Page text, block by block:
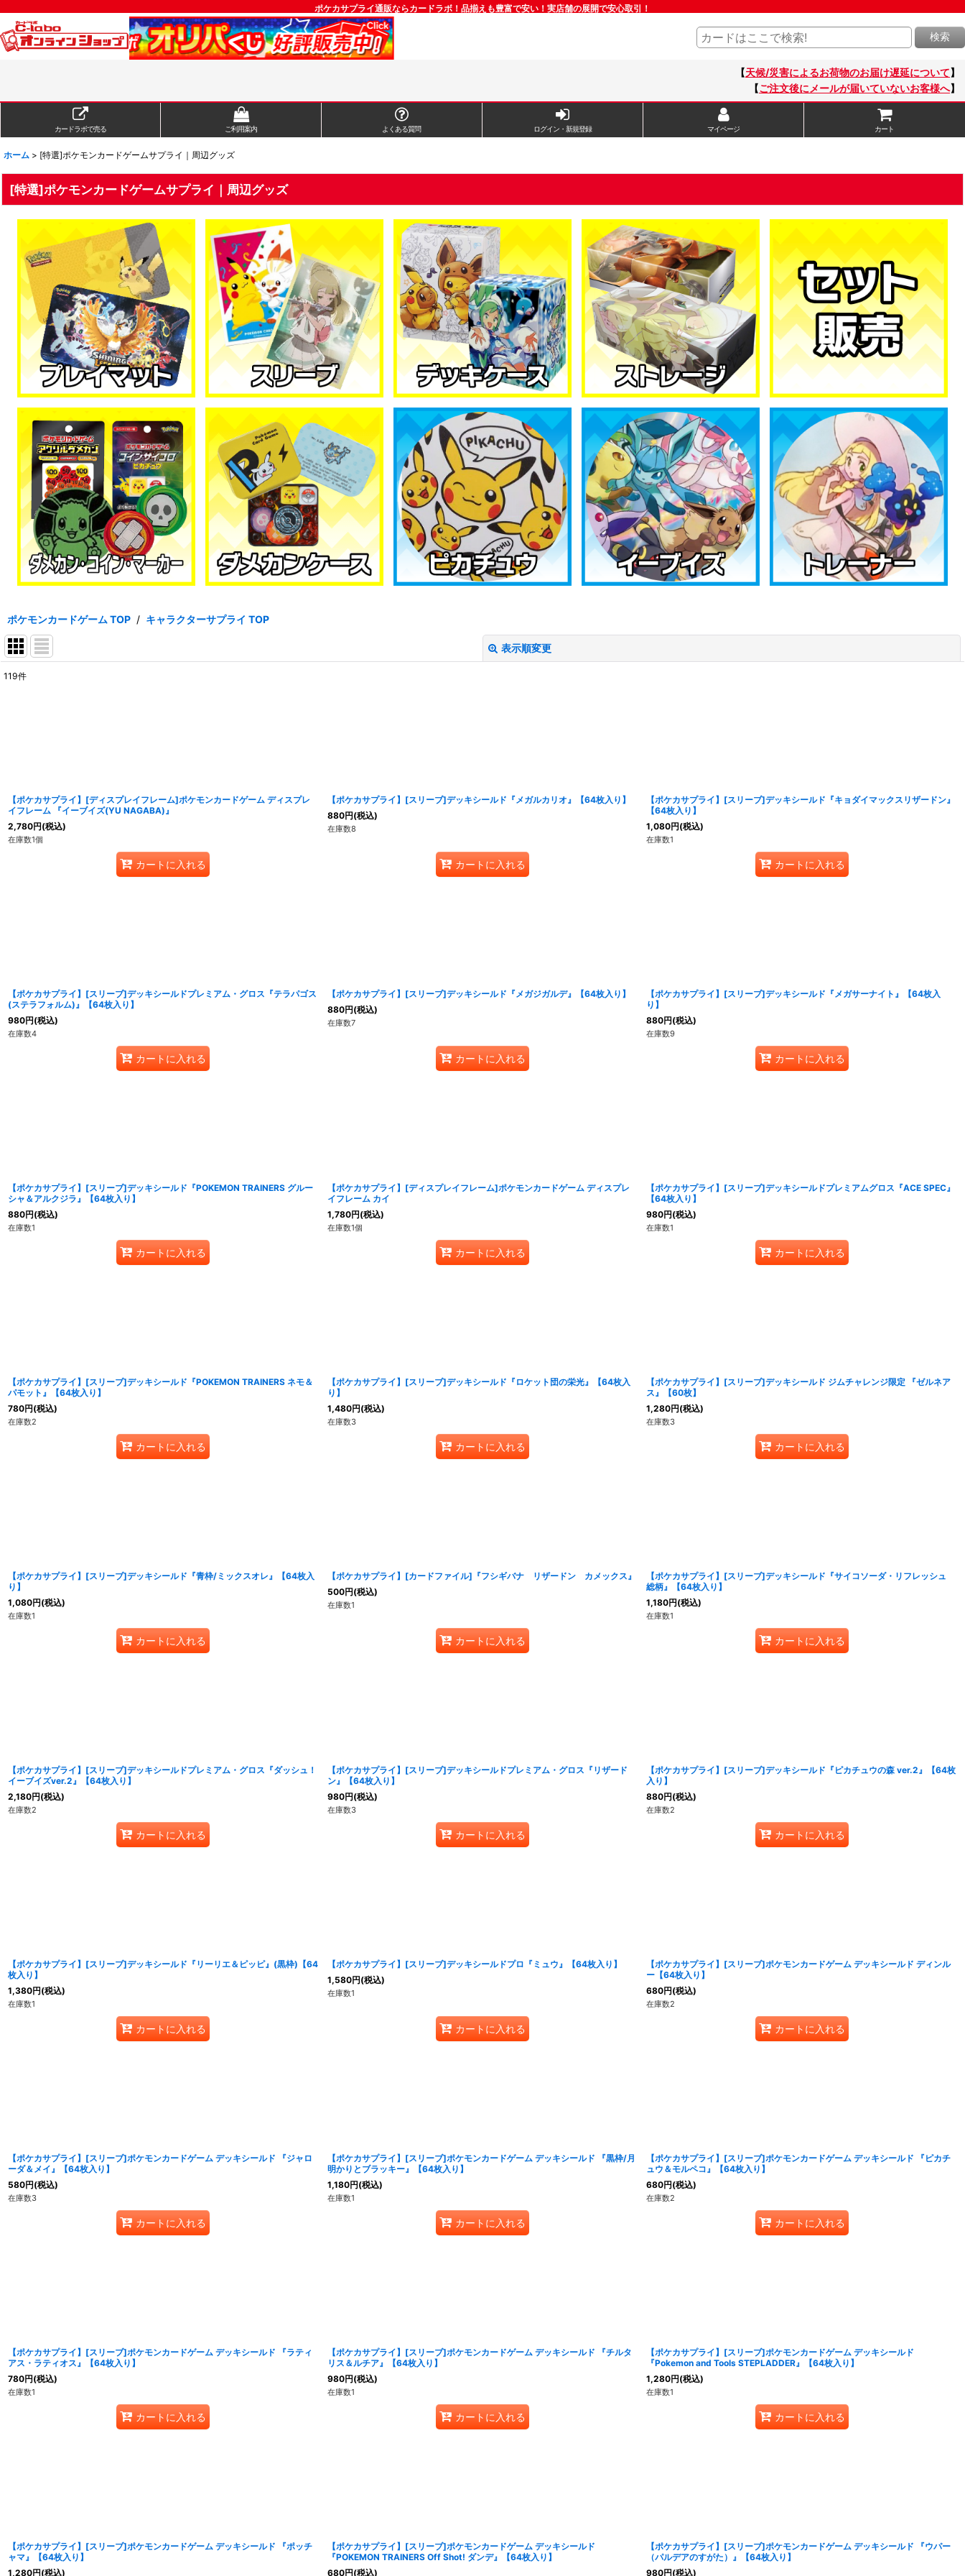
ポケカサプライ通販ならカードラボ！品揃えも豊富で安い！実店舗の展開で安心取引！
検索
【天候/災害によるお荷物のお届け遅延について】
【ご注文後にメールが届いていないお客様へ】
カードラボで売る ご利用案内 よくある質問 ログイン・新規登録 マイページ カート
ホーム > [特選]ポケモンカードゲームサプライ｜周辺グッズ
[特選]ポケモンカードゲームサプライ｜周辺グッズ
ポケモンカードゲーム TOP / キャラクターサプライ TOP
表示順変更
並び順:
119件
【ポケカサプライ】[ディスプレイフレーム]ポケモンカードゲーム ディスプレ
イフレーム 『イーブイズ(YU NAGABA)』
2,780円(税込)
在庫数1個
カートに入れる
【ポケカサプライ】[スリーブ]デッキシールド『メガルカリオ』【64枚入り】
880円(税込)
在庫数8
カートに入れる
【ポケカサプライ】[スリーブ]デッキシールド『キョダイマックスリザードン』
【64枚入り】
1,080円(税込)
在庫数1
カートに入れる
【ポケカサプライ】[スリーブ]デッキシールドプレミアム・グロス『テラパゴス
(ステラフォルム)』【64枚入り】
980円(税込)
在庫数4
カートに入れる
【ポケカサプライ】[スリーブ]デッキシールド『メガジガルデ』【64枚入り】
880円(税込)
在庫数7
カートに入れる
【ポケカサプライ】[スリーブ]デッキシールド『メガサーナイト』【64枚入
り】
880円(税込)
在庫数9
カートに入れる
【ポケカサプライ】[スリーブ]デッキシールド『POKEMON TRAINERS グルー
シャ＆アルクジラ』【64枚入り】
880円(税込)
在庫数1
カートに入れる
【ポケカサプライ】[ディスプレイフレーム]ポケモンカードゲーム ディスプレ
イフレーム カイ
1,780円(税込)
在庫数1個
カートに入れる
【ポケカサプライ】[スリーブ]デッキシールドプレミアムグロス『ACE SPEC』
【64枚入り】
980円(税込)
在庫数1
カートに入れる
【ポケカサプライ】[スリーブ]デッキシールド『POKEMON TRAINERS ネモ＆
パモット』【64枚入り】
780円(税込)
在庫数2
カートに入れる
【ポケカサプライ】[スリーブ]デッキシールド『ロケット団の栄光』【64枚入
り】
1,480円(税込)
在庫数3
カートに入れる
【ポケカサプライ】[スリーブ]デッキシールド ジムチャレンジ限定 『ゼルネア
ス』【60枚】
1,280円(税込)
在庫数3
カートに入れる
【ポケカサプライ】[スリーブ]デッキシールド『青枠/ミックスオレ』【64枚入
り】
1,080円(税込)
在庫数1
カートに入れる
【ポケカサプライ】[カードファイル]『フシギバナ リザードン カメックス』
500円(税込)
在庫数1
カートに入れる
【ポケカサプライ】[スリーブ]デッキシールド『サイコソーダ・リフレッシュ
総柄』【64枚入り】
1,180円(税込)
在庫数1
カートに入れる
【ポケカサプライ】[スリーブ]デッキシールドプレミアム・グロス『ダッシュ！
イーブイズver.2』【64枚入り】
2,180円(税込)
在庫数2
カートに入れる
【ポケカサプライ】[スリーブ]デッキシールドプレミアム・グロス『リザード
ン』【64枚入り】
980円(税込)
在庫数3
カートに入れる
【ポケカサプライ】[スリーブ]デッキシールド『ピカチュウの森 ver.2』【64枚
入り】
880円(税込)
在庫数2
カートに入れる
【ポケカサプライ】[スリーブ]デッキシールド『リーリエ＆ピッピ』(黒枠)【64
枚入り】
1,380円(税込)
在庫数1
カートに入れる
【ポケカサプライ】[スリーブ]デッキシールドプロ『ミュウ』【64枚入り】
1,580円(税込)
在庫数1
カートに入れる
【ポケカサプライ】[スリーブ]ポケモンカードゲーム デッキシールド ディンル
ー【64枚入り】
680円(税込)
在庫数2
カートに入れる
【ポケカサプライ】[スリーブ]ポケモンカードゲーム デッキシールド 『ジャロ
ーダ＆メイ』【64枚入り】
580円(税込)
在庫数3
カートに入れる
【ポケカサプライ】[スリーブ]ポケモンカードゲーム デッキシールド 『黒枠/月
明かりとブラッキー』【64枚入り】
1,180円(税込)
在庫数1
カートに入れる
【ポケカサプライ】[スリーブ]ポケモンカードゲーム デッキシールド 『ピカチ
ュウ＆モルペコ』【64枚入り】
680円(税込)
在庫数2
カートに入れる
【ポケカサプライ】[スリーブ]ポケモンカードゲーム デッキシールド 『ラティ
アス・ラティオス』【64枚入り】
780円(税込)
在庫数1
カートに入れる
【ポケカサプライ】[スリーブ]ポケモンカードゲーム デッキシールド 『チルタ
リス＆ルチア』【64枚入り】
980円(税込)
在庫数1
カートに入れる
【ポケカサプライ】[スリーブ]ポケモンカードゲーム デッキシールド
『Pokemon and Tools STEPLADDER』【64枚入り】
1,280円(税込)
在庫数1
カートに入れる
【ポケカサプライ】[スリーブ]ポケモンカードゲーム デッキシールド 『ポッチ
ャマ』【64枚入り】
1,280円(税込)
【ポケカサプライ】[スリーブ]ポケモンカードゲーム デッキシールド
『POKEMON TRAINERS Off Shot! ダンデ』【64枚入り】
680円(税込)
【ポケカサプライ】[スリーブ]ポケモンカードゲーム デッキシールド 『ウパー
（パルデアのすがた）』【64枚入り】
980円(税込)